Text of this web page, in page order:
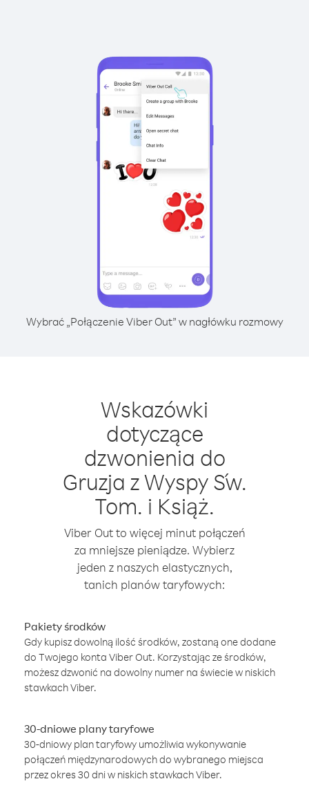
Wybrać „Połączenie Viber Out” w nagłówku rozmowy
Wskazówki
dotyczące
dzwonienia do
Gruzja z Wyspy Św.
Tom. i Książ.
Viber Out to więcej minut połączeń
za mniejsze pieniądze. Wybierz
jeden z naszych elastycznych,
tanich planów taryfowych:
Pakiety środków
Gdy kupisz dowolną ilość środków, zostaną one dodane
do Twojego konta Viber Out. Korzystając ze środków,
możesz dzwonić na dowolny numer na świecie w niskich
stawkach Viber.
30-dniowe plany taryfowe
30-dniowy plan taryfowy umożliwia wykonywanie
połączeń międzynarodowych do wybranego miejsca
przez okres 30 dni w niskich stawkach Viber.